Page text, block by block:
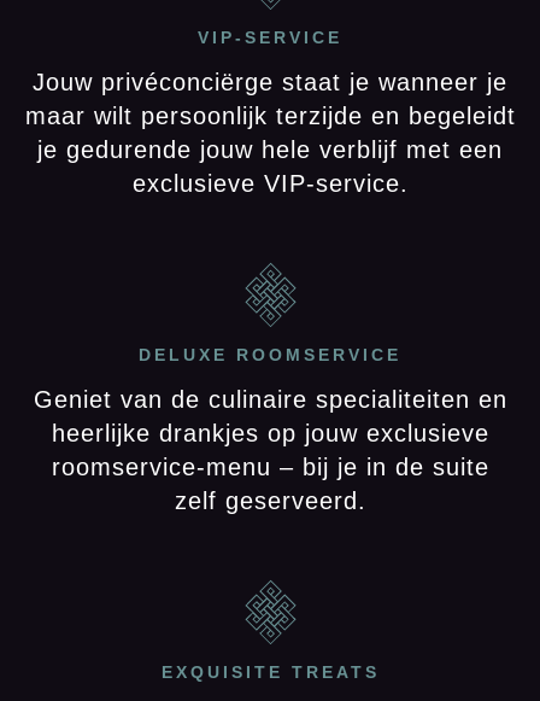
VIP-SERVICE
Jouw privéconciërge staat je wanneer je
maar wilt persoonlijk terzijde en begeleidt
je gedurende jouw hele verblijf met een
exclusieve VIP‑service.
DELUXE ROOMSERVICE
Geniet van de culinaire specialiteiten en
heerlijke drankjes op jouw exclusieve
roomservice-menu – bij je in de suite
zelf geserveerd.
EXQUISITE TREATS